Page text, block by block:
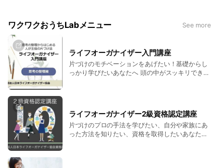
・マスターライフオーガナイザー
・オフィスオーガナイザー
・片づけ脳力トレーナー(上級)
・遺品整理士
・つっぱり棒マスター
・ScanSnap整理収納パートナー
・防災士
・骨格診断ファッションアナリスト
・顔タイプアドバイザー1級
ワクワクおうちLabメニュー See more
ライフオーガナイザー入門講座
片づけのモチベーションをあげたい！基礎からし
っかり学びたいあなたへ 頭の中がスッキリできる
ライフオーガナイザー2級資格認定講座
片づけのプロの手法を学びたい、自分や家族にあ
った方法を知りたい、資格を取得したいあなたへ